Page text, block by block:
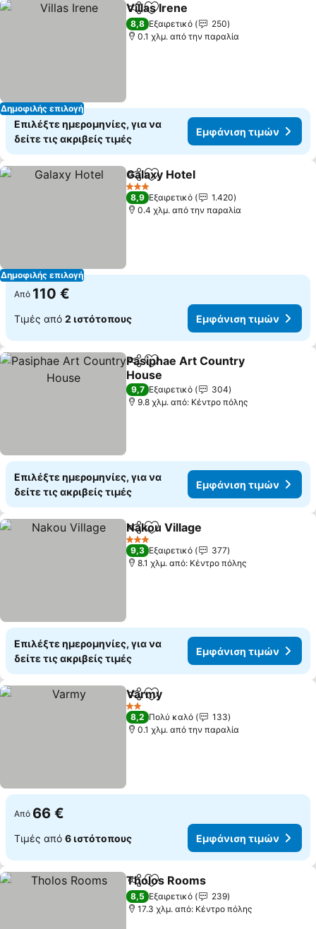
Δημοφιλής επιλογή
Κοινοποίηση
Προσθήκη στα αγαπημένα
Villas Irene
8,8 Εξαιρετικό
250
0.1 χλμ. από την παραλία
Επιλέξτε ημερομηνίες, για να
δείτε τις ακριβείς τιμές
Εμφάνιση τιμών
Δημοφιλής επιλογή
Κοινοποίηση
Προσθήκη στα αγαπημένα
Galaxy Hotel
3 Αστέρια
8,9 Εξαιρετικό
1.420
0.4 χλμ. από την παραλία
Από 110 €
Τιμές από 2 ιστότοπους Εμφάνιση τιμών
Κοινοποίηση
Προσθήκη στα αγαπημένα
Pasiphae Art Country
House
Εμφάνιση τιμών
9,7 Εξαιρετικό
304
9.8 χλμ. από: Κέντρο πόλης
Επιλέξτε ημερομηνίες, για να
δείτε τις ακριβείς τιμές
Εμφάνιση τιμών
Κοινοποίηση
Προσθήκη στα αγαπημένα
Nakou Village
3 Αστέρια
9,3 Εξαιρετικό
377
8.1 χλμ. από: Κέντρο πόλης
Επιλέξτε ημερομηνίες, για να
δείτε τις ακριβείς τιμές
Εμφάνιση τιμών
Κοινοποίηση
Προσθήκη στα αγαπημένα
Varmy
2 Αστέρια
8,2 Πολύ καλό
133
0.1 χλμ. από την παραλία
Από 66 €
Τιμές από 6 ιστότοπους Εμφάνιση τιμών
Κοινοποίηση
Προσθήκη στα αγαπημένα
Tholos Rooms
8,5 Εξαιρετικό
239
17.3 χλμ. από: Κέντρο πόλης